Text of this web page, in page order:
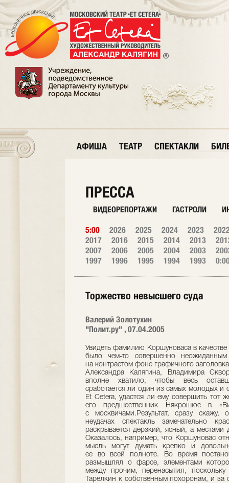
АФИША ТЕАТР СПЕКТАКЛИ
ПРЕССА
ВИДЕОРЕПОРТАЖИ ГАСТРОЛИ
5:00 2026 2025 2024 2023
2017
2016 2015 2014 2013
2007
2006 2005 2004 2003
1997
1996 1995 1994 1993
Торжество невысшего суда
Валерий Золотухин
"Полит.ру" , 07.04.2005
Увидеть фамилию Коршуноваса в
было чем-то совершенно
на контрастом фоне графичного
Александра Калягина, Владимира
вполне хватило, чтобы весь
сработается ли один из самых молодых и
Et Cetera, удастся ли ему совершить тот
его предшественник Някрошюс в
с москвичами.Результат, сразу
неудачах спектакль замечательно
раскрывается дерзкий, ясный, а
Оказалось, например, что Коршуновас
мысль могут думать крепко и
ее во всей полноте. Во время
размышлял о фарсе, элементами
между прочим, перенасытил,
Тарелкин к собственным похоронам, и